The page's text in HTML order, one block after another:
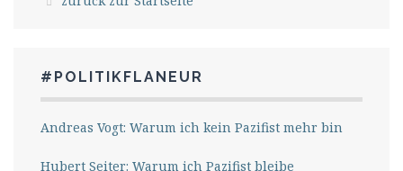
#POLITIKFLANEUR
Andreas Vogt: Warum ich kein Pazifist mehr bin
Hubert Seiter: Warum ich Pazifist bleibe